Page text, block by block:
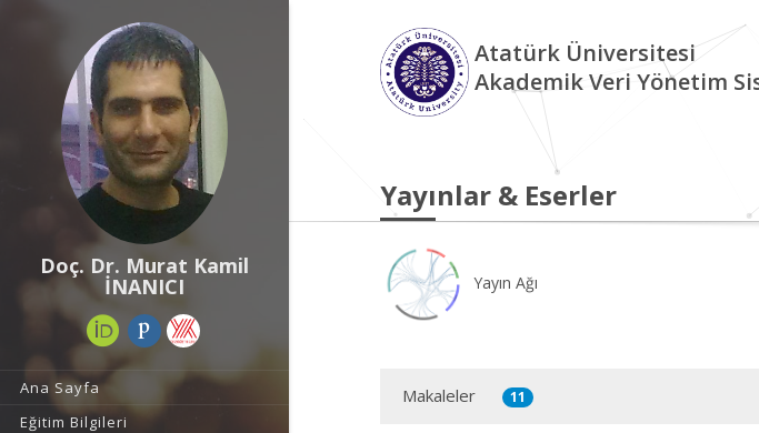
Doç. Dr. Murat Kamil
İNANICI
Ana Sayfa
Eğitim Bilgileri
Atatürk Üniversitesi
Akademik Veri Yönetim
Yayınlar & Eserler
Yayın Ağı
Makaleler 11